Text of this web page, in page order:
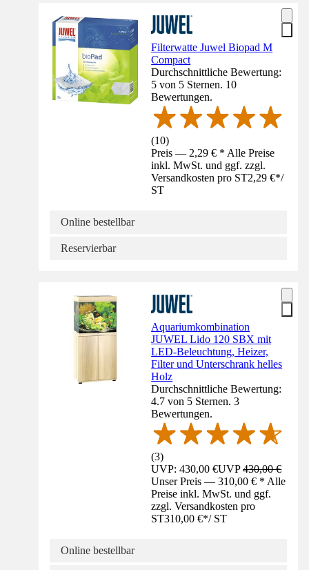
Filterwatte Juwel Biopad M
Compact
Durchschnittliche Bewertung:
5 von 5 Sternen. 10
Bewertungen.
(10)
Preis — 2,29 € * Alle Preise
inkl. MwSt. und ggf. zzgl.
Versandkosten pro ST2,29 €*/
ST
Online bestellbar
Reservierbar
Aquariumkombination
JUWEL Lido 120 SBX mit
LED-Beleuchtung, Heizer,
Filter und Unterschrank helles
Holz
Durchschnittliche Bewertung:
4.7 von 5 Sternen. 3
Bewertungen.
(3)
UVP: 430,00 €UVP430,00 €
Unser Preis — 310,00 € * Alle
Preise inkl. MwSt. und ggf.
zzgl. Versandkosten pro
ST310,00 €*/ ST
Online bestellbar